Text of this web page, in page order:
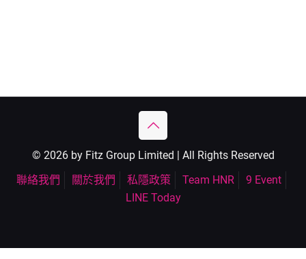
© 2026 by Fitz Group Limited | All Rights Reserved
聯絡我們
關於我們 私隱政策 Team HNR
9 Event
LINE Today